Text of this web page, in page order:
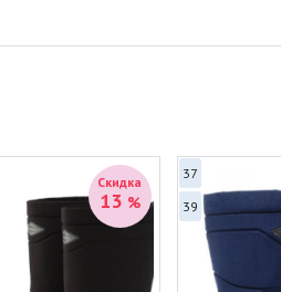
Скидка
13 %
37
39